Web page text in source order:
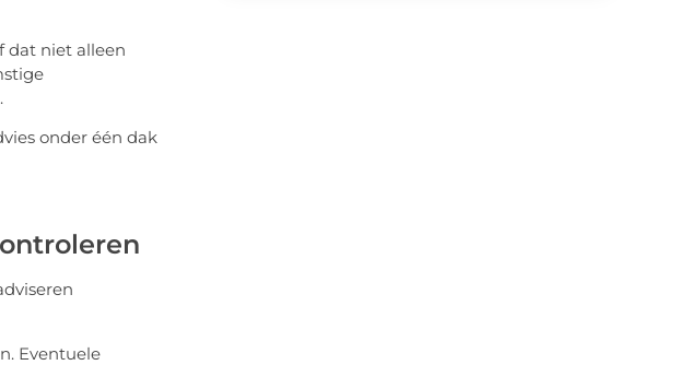
dat niet alleen
onder één dak
Eventuele